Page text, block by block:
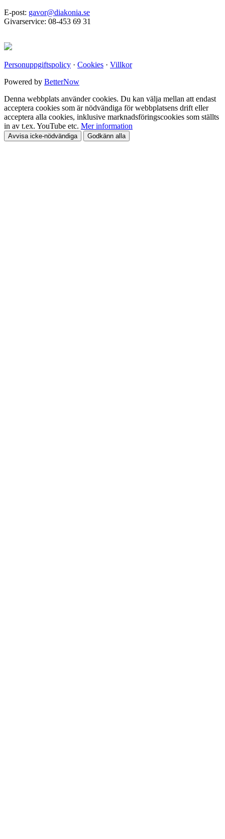
E-post: gavor@diakonia.se
Givarservice: 08-453 69 31
Personuppgiftspolicy · Cookies · Villkor
Powered by BetterNow
Denna webbplats använder cookies. Du kan välja mellan att endast
acceptera cookies som är nödvändiga för webbplatsens drift eller
acceptera alla cookies, inklusive marknadsföringscookies som ställts
in av t.ex. YouTube etc. Mer information
Avvisa icke-nödvändiga Godkänn alla